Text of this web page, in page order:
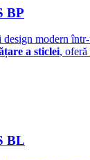
BP
modern
a sticlei,
BL